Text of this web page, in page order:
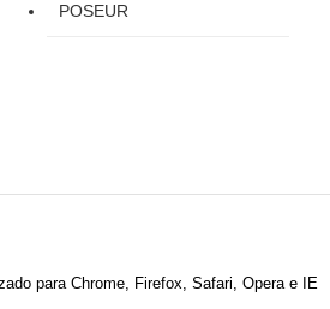
POSEUR
para Chrome, Firefox, Safari, Opera e IE